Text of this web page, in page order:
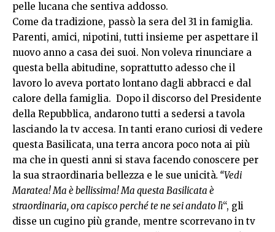
pelle lucana che sentiva addosso.
Come da tradizione, passò la sera del 31 in famiglia.
Parenti, amici, nipotini, tutti insieme per aspettare il
nuovo anno a casa dei suoi. Non voleva rinunciare a
questa bella abitudine, soprattutto adesso che il
lavoro lo aveva portato lontano dagli abbracci e dal
calore della famiglia. Dopo il discorso del Presidente
della Repubblica, andarono tutti a sedersi a tavola
lasciando la tv accesa. In tanti erano curiosi di vedere
questa Basilicata, una terra ancora poco nota ai più
ma che in questi anni si stava facendo conoscere per
la sua straordinaria bellezza e le sue unicità. “Vedi
Maratea! Ma è bellissima! Ma questa Basilicata è
straordinaria, ora capisco perché te ne sei andato lì“, gli
disse un cugino più grande, mentre scorrevano in tv